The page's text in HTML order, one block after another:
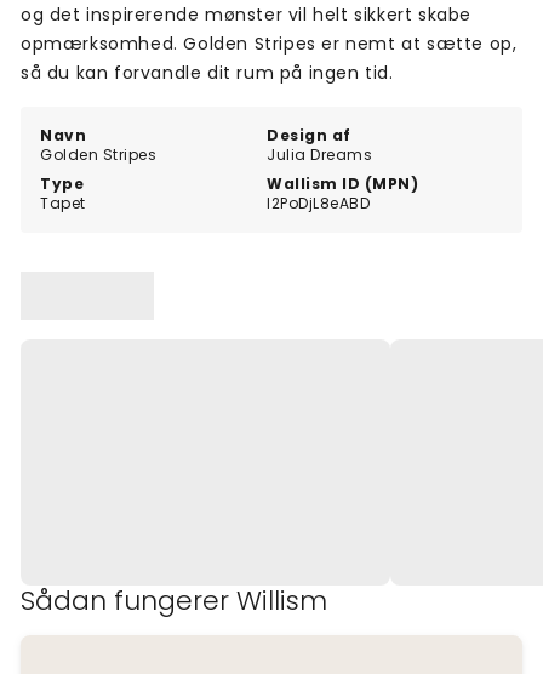
Navn
Golden Stripes
Design af
Julia Dreams
Type
Tapet
Wallism ID (MPN)
l2PoDjL8eABD
og det inspirerende mønster vil helt sikkert skabe
opmærksomhed. Golden Stripes er nemt at sætte op,
så du kan forvandle dit rum på ingen tid.
Sådan fungerer Willism